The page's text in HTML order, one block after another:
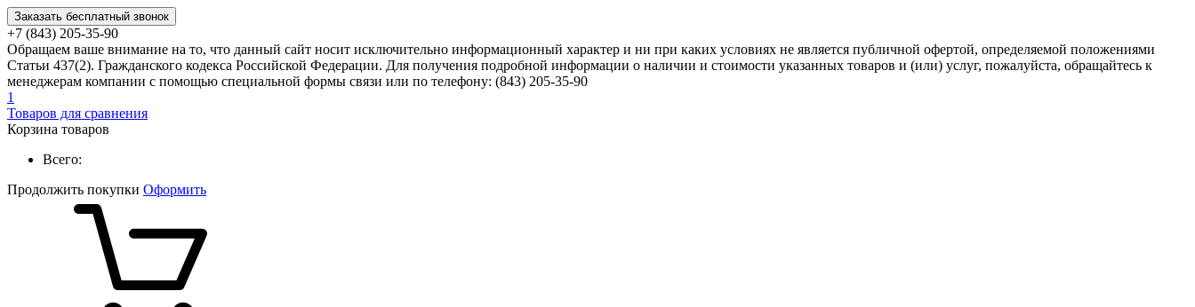
Заказать бесплатный звонок
+7 (843) 205-35-90
Обращаем ваше внимание на то, что данный сайт носит исключительно информационный характер и ни при каких условиях не является публичной офертой, определяемой положениями
Статьи 437(2). Гражданского кодекса Российской Федерации. Для получения подробной информации о наличии и стоимости указанных товаров и (или) услуг, пожалуйста, обращайтесь к
менеджерам компании с помощью специальной формы связи или по телефону: (843) 205-35-90
1
Товаров для сравнения
Корзина товаров
Всего:
Продолжить покупки Оформить